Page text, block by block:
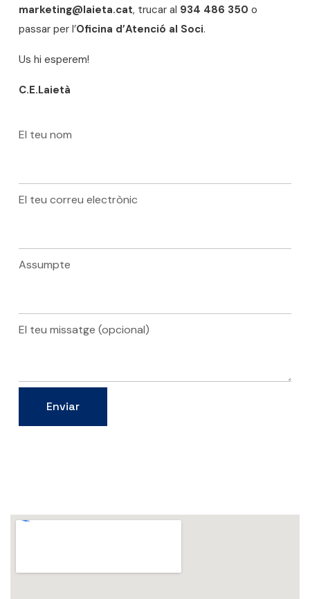
marketing@laieta.cat, trucar al 934 486 350 o
passar per l’Oficina d’Atenció al Soci.
Us hi esperem!
C.E.Laietà
El teu nom
El teu correu electrònic
Assumpte
El teu missatge (opcional)